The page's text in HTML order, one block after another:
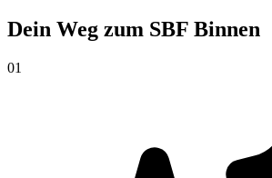
Dein Weg zum SBF Binnen
01